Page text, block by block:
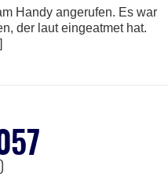
der laut eingeatmet hat.